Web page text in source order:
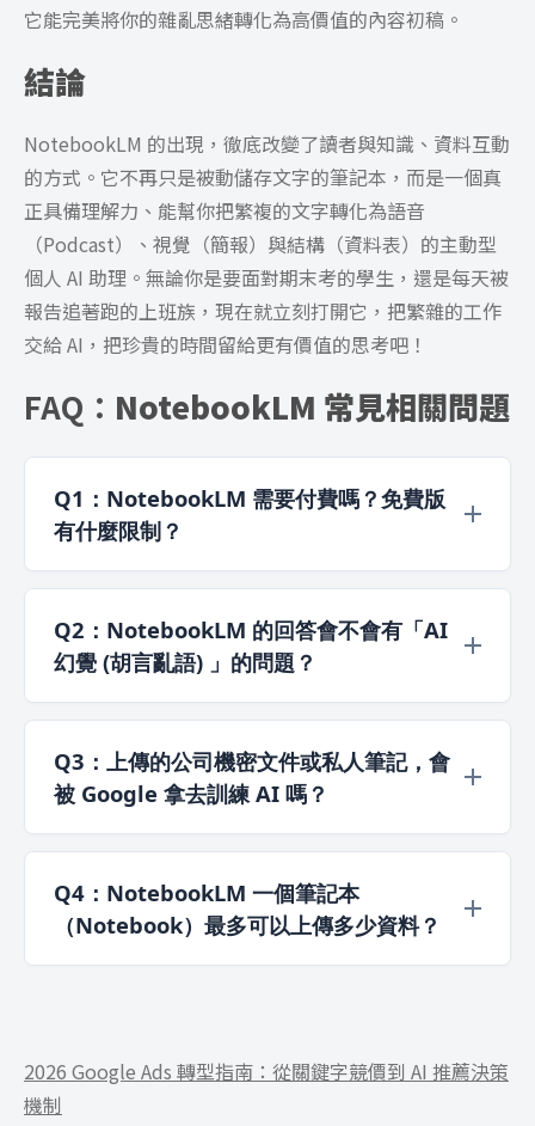
它能完美將你的雜亂思緒轉化為高價值的內容初稿。
結論
NotebookLM 的出現，徹底改變了讀者與知識、資料互動
的方式。它不再只是被動儲存文字的筆記本，而是一個真
正具備理解力、能幫你把繁複的文字轉化為語音
（Podcast）、視覺（簡報）與結構（資料表）的主動型
個人 AI 助理。無論你是要面對期末考的學生，還是每天被
報告追著跑的上班族，現在就立刻打開它，把繁雜的工作
交給 AI，把珍貴的時間留給更有價值的思考吧！
FAQ： NotebookLM 常見相關問題
Q1：NotebookLM 需要付費嗎？免費版
有什麼限制？
目前基本功能完全免費！每個人都能免費使用
Studio 工具（包含 Podcast 語音生成、簡報生
成、心智圖與摘要）。到了 2026 年，Google 推
出了適合高階專業用戶的付費 Pro 版本，主要提供
10 倍的每日對話查詢次數（從免費版的每日 50 次
提升至 500 次）以及更多的音訊/影片生成額度，
但對一般新手、學生來說，免費版的功能就已經非
常夠用。詳細升級方案可以參考官方說明亦有針對
Q2：NotebookLM 的回答會不會有「AI
幻覺 (胡言亂語) 」的問題？
幾乎不會。這正是NotebookLM最大的優勢，與
ChatGPT 這類會在網路上搜尋或憑空想像答案的對
話機器人不同，NotebookLM 嚴格遵循「依據事
實說話」的原則。它的所有回答都必須源自你上傳
的「資料來源」，並會在段落後方標註數字標籤
（Citation）。點擊標籤就能看到原始文件的原
文，這讓它的準確性極高。不過Google 官方提
醒，Audio Overview 與 Slide Decks 等 AI 生成內
Q3：上傳的公司機密文件或私人筆記，會
被 Google 拿去訓練 AI 嗎？
根據 Google Help，NotebookLM 中加入的檔
案、生成輸出與聊天紀錄會用來建立你的知識庫並
協助研究任務，但不會被直接用來訓練 Google 的
基礎 AI 模型，除非你選擇提供回饋。若是
Q4：NotebookLM 一個筆記本
（Notebook）最多可以上傳多少資料？
Word、PowerPoint、CSV、Google Docs、
Google Slides、Google Sheets、圖片、網頁
2026 Google Ads 轉型指南：從關鍵字競價到 AI 推薦決策
機制